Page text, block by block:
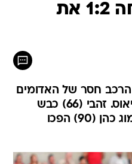
מכבי נתניה ניצחה 1:2 את
הרכב חסר של האדומים
נוצח מול הקבוצה של מתיאוס. זהבי (66) כבש